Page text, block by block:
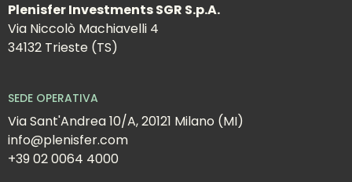
Plenisfer Investments SGR S.p.A.
Via Niccolò Machiavelli 4
34132 Trieste (TS)
SEDE OPERATIVA
Via Sant'Andrea 10/A, 20121 Milano (MI)
info@plenisfer.com
+39 02 0064 4000